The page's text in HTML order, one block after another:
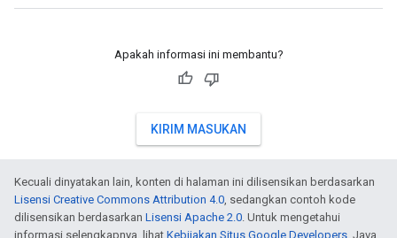
Apakah informasi ini membantu?
KIRIM MASUKAN
Kecuali dinyatakan lain, konten di halaman ini dilisensikan berdasarkan
Lisensi Creative Commons Attribution 4.0 , sedangkan contoh kode
dilisensikan berdasarkan Lisensi Apache 2.0 . Untuk mengetahui
informasi selengkapnya, lihat Kebijakan Situs Google Developers . Java